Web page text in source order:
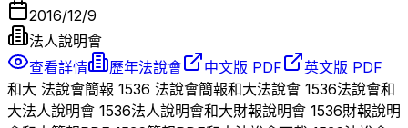
2016/12/9
法人說明會
查看詳情
歷年法說會 中文版 PDF
英文版 PDF
和大 法說會簡報 1536 法說會簡報和大法說會 1536法說會和
大法人說明會 1536法人說明會和大財報說明會 1536財報說明